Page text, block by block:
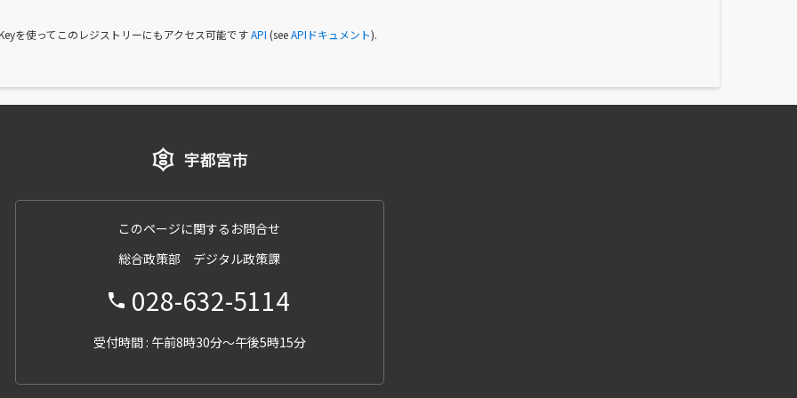
を使ってこのレジストリーにもアクセス可能ですAPI (seeAPIドキュメント).
このページに関するお問合せ
総合政策部 デジタル政策課
028-632-5114
受付時間 : 午前8時30分～午後5時15分